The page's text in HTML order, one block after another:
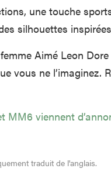
une touche
silhouettes
Aimé Leon
vous ne l’imaginez.
MM6 viennent
traduit de l'anglais.